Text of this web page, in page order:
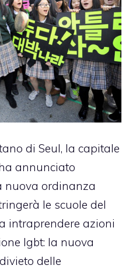
di Seul, la capitale
annunciato
nuova ordinanza
le scuole del
intraprendere azioni
lgbt: la nuova
delle